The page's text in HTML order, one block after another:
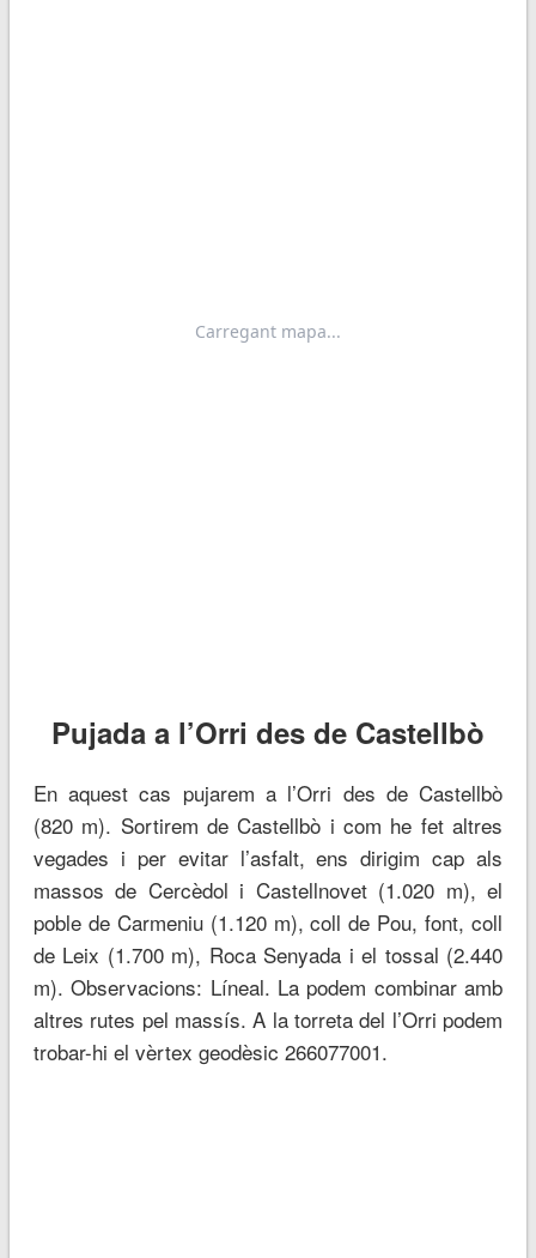
Pujada a l’Orri des de Castellbò
En aquest cas pujarem a l’Orri des de Castellbò
(820 m). Sortirem de Castellbò i com he fet altres
vegades i per evitar l’asfalt, ens dirigim cap als
massos de Cercèdol i Castellnovet (1.020 m), el
poble de Carmeniu (1.120 m), coll de Pou, font, coll
de Leix (1.700 m), Roca Senyada i el tossal (2.440
m). Observacions: Líneal. La podem combinar amb
altres rutes pel massís. A la torreta del l’Orri podem
trobar-hi el vèrtex geodèsic 266077001.